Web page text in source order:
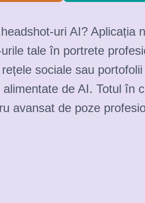
uri AI? Aplicația
tale în portrete
sociale sau
de AI. Totul în
avansat de poze